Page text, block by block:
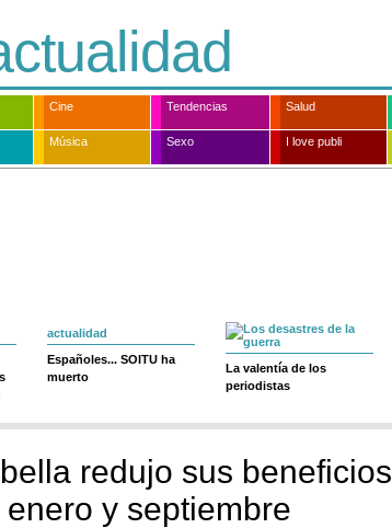
Cine Tendencias Salud
Música Sexo I love publi
actualidad
Españoles... SOITU ha
muerto
La valentía de los
periodistas
redujo sus beneficios
y septiembre